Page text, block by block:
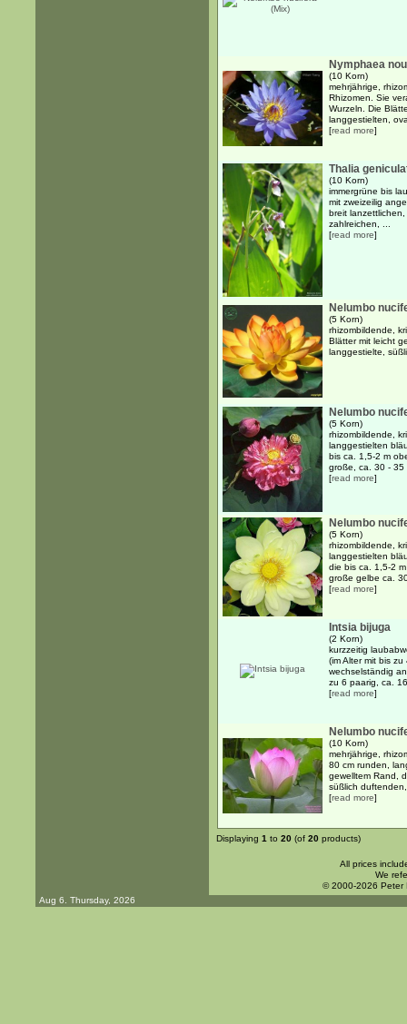
Nymphaea
(10 Korn)
mehrjährige,
Rhizomen. Sie
Wurzeln. Die
langgestielten,
[read more]
Thalia
(10 Korn)
immergrüne bis
mit zweizeilig
breit
zahlreichen, ...
[read more]
Nelumbo
(5 Korn)
rhizombildende,
Blätter mit leicht
langgestielte,
Nelumbo
(5 Korn)
rhizombildende,
langgestielten
bis ca. 1,5-2 m
große, ca. 30 - 35
[read more]
Nelumbo
(5 Korn)
rhizombildende,
langgestielten
die bis ca. 1,5-2
große gelbe ca.
[read more]
Intsia bijuga
(2 Korn)
kurzzeitig
(im Alter mit bis
wechselständig
zu 6 paarig, ca.
[read more]
Nelumbo
(10 Korn)
mehrjährige,
80 cm runden,
gewelltem Rand,
süßlich
[read more]
Displaying 1 to 20 (of 20 products)
All prices
We
© 2000-2026 Peter
Aug 6. Thursday, 2026